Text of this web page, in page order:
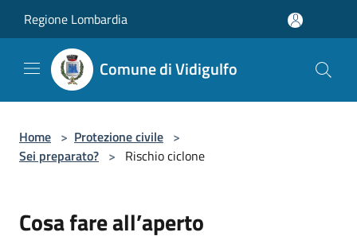
Regione Lombardia
Comune di Vidigulfo
Home > Protezione civile >
Sei preparato? > Rischio ciclone
Cosa fare all’aperto